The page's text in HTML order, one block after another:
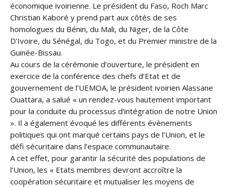
économique ivoirienne. Le président du Faso, Roch Marc
Christian Kaboré y prend part aux côtés de ses
homologues du Bénin, du Mali, du Niger, de la Côte
D’Ivoire, du Sénégal, du Togo, et du Premier ministre de la
Guinée-Bissau.
Au cours de la cérémonie d’ouverture, le président en
exercice de la conférence des chefs d’Etat et de
gouvernement de l’UEMOA, le président ivoirien Alassane
Ouattara, a salué « un rendez-vous hautement important
pour la conduite du processus d’intégration de notre Union
». Il a également évoqué les différents évènements
politiques qui ont marqué certains pays de l’Union, et le
défi sécuritaire dans l’espace communautaire.
A cet effet, pour garantir la sécurité des populations de
l’Union, les « Etats membres devront accroître la
coopération sécuritaire et mutualiser les moyens de